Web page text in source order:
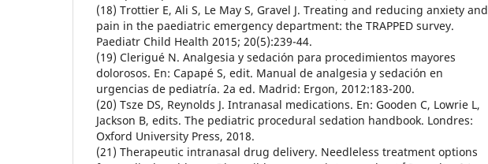
(18) Trottier E, Ali S, Le May S, Gravel J. Treating and reducing anxiety and
pain in the paediatric emergency department: the TRAPPED survey.
Paediatr Child Health 2015; 20(5):239-44.
(19) Clerigué N. Analgesia y sedación para procedimientos mayores
dolorosos. En: Capapé S, edit. Manual de analgesia y sedación en
urgencias de pediatría. 2a ed. Madrid: Ergon, 2012:183-200.
(20) Tsze DS, Reynolds J. Intranasal medications. En: Gooden C, Lowrie L,
Jackson B, edits. The pediatric procedural sedation handbook. Londres:
Oxford University Press, 2018.
(21) Therapeutic intranasal drug delivery. Needleless treatment options